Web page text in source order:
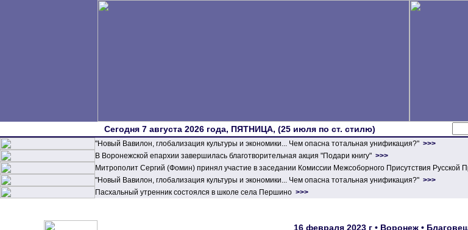
Сегодня 7 августа 2026 года, ПЯТНИЦА, (25 июля по ст. стилю)
"Новый Вавилон, глобализация культуры и экономики... Чем опасна тотальная унификация?" >>>
В Воронежской епархии завершилась благотворительная акция "Подари книгу" >>>
Митрополит Сергий (Фомин) принял участие в заседании Комиссии Межсоборного Присутствия Русской
"Новый Вавилон, глобализация культуры и экономики... Чем опасна тотальная унификация?" >>>
Пасхальный утренник состоялся в школе села Першино >>>
16 февраля 2023 г • Воронеж •